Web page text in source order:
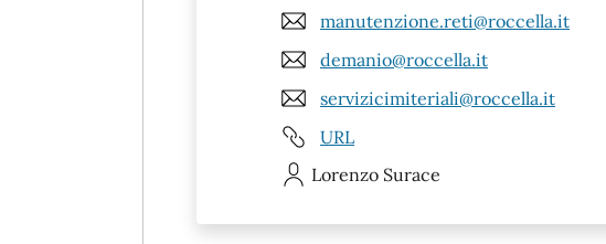
manutenzione.reti@roccella.it
demanio@roccella.it
servizicimiteriali@roccella.it
URL
Lorenzo Surace